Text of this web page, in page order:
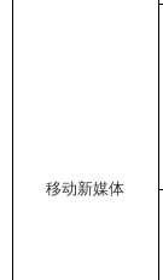
移动新媒体